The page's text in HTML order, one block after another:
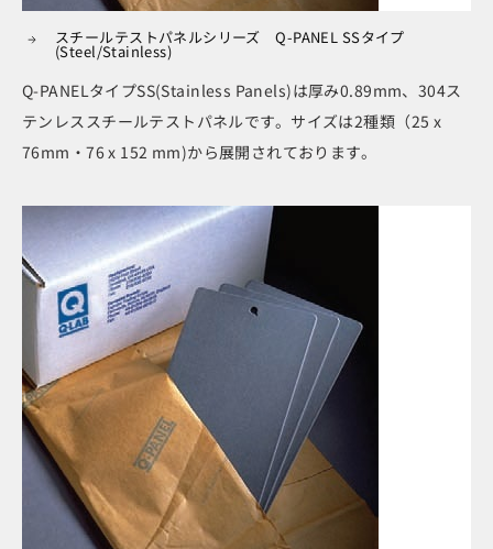
スチールテストパネルシリーズ Q-PANEL SSタイプ
(Steel/Stainless)
Q-PANELタイプSS(Stainless Panels)は厚み0.89mm、304ス
テンレススチールテストパネルです。サイズは2種類（25 x
76mm・76 x 152 mm)から展開されております。